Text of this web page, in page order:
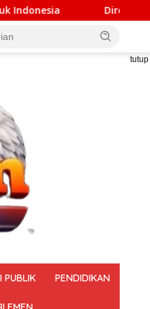
PT DSM Akui Serahkan
tutup
PUBLIK PENDIDIKAN